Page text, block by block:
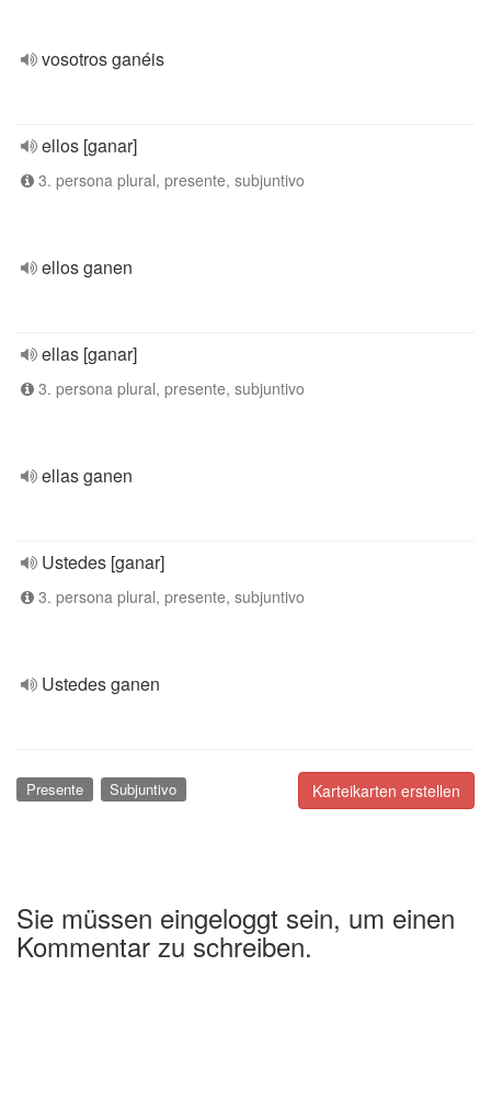
vosotros ganéis
ellos [ganar]
3. persona plural, presente, subjuntivo
ellos ganen
ellas [ganar]
3. persona plural, presente, subjuntivo
ellas ganen
Ustedes [ganar]
3. persona plural, presente, subjuntivo
Ustedes ganen
Karteikarten erstellen
Presente Subjuntivo
Sie müssen eingeloggt sein, um einen
Kommentar zu schreiben.